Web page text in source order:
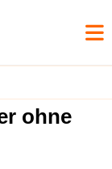
ohne